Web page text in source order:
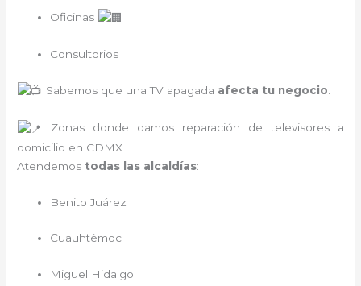
Oficinas
Consultorios
Sabemos que una TV apagada afecta tu negocio
Zonas donde damos reparación de televisores a
domicilio en CDMX
Atendemos todas las alcaldías:
Benito Juárez
Cuauhtémoc
Miguel Hidalgo